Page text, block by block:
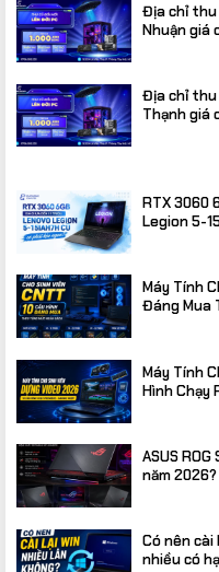
Địa chỉ thu
Nhuận giá
Địa chỉ thu
Thạnh giá
RTX 3060
Legion 5-
Máy Tính
Đáng Mua
Máy Tính
Hình Chạy
ASUS
năm 2026?
Có nên cài
nhiều có